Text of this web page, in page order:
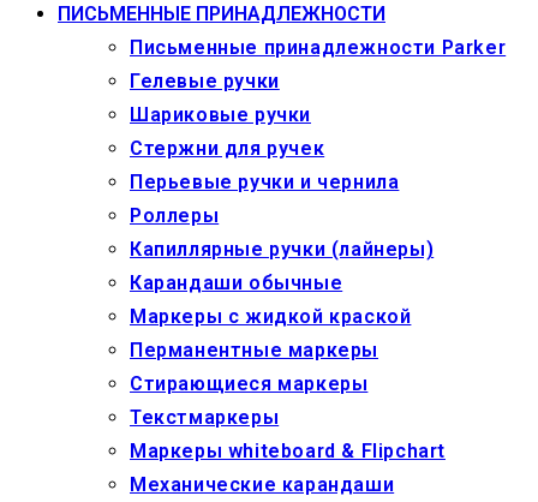
ПИСЬМЕННЫЕ ПРИНАДЛЕЖНОСТИ
Письменные принадлежности Parker
Гелевые ручки
Шариковые ручки
Стержни для ручек
Перьевые ручки и чернила
Роллеры
Капиллярные ручки (лайнеры)
Карандаши обычные
Маркеры c жидкой краской
Перманентные маркеры
Стирающиеся маркеры
Текстмаркеры
Маркеры whiteboard & Flipchart
Механические карандаши